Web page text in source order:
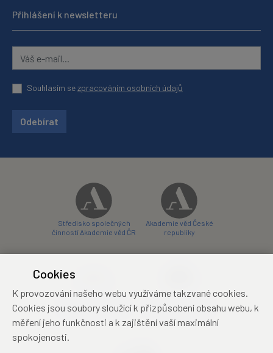
Přihlášení k newsletteru
Souhlasím sezpracováním osobních údajů
Odebírat
Středisko společných
činností Akademie věd ČR
Akademie věd České
republiky
konferenční centrum
Zámecký hotel Třešť
konferenční centrum
Cookies
K provozování našeho webu využíváme takzvané cookies.
Cookies jsou soubory sloužící k přizpůsobení obsahu webu, k
měření jeho funkčnosti a k zajištění vaší maximální
spokojenosti.